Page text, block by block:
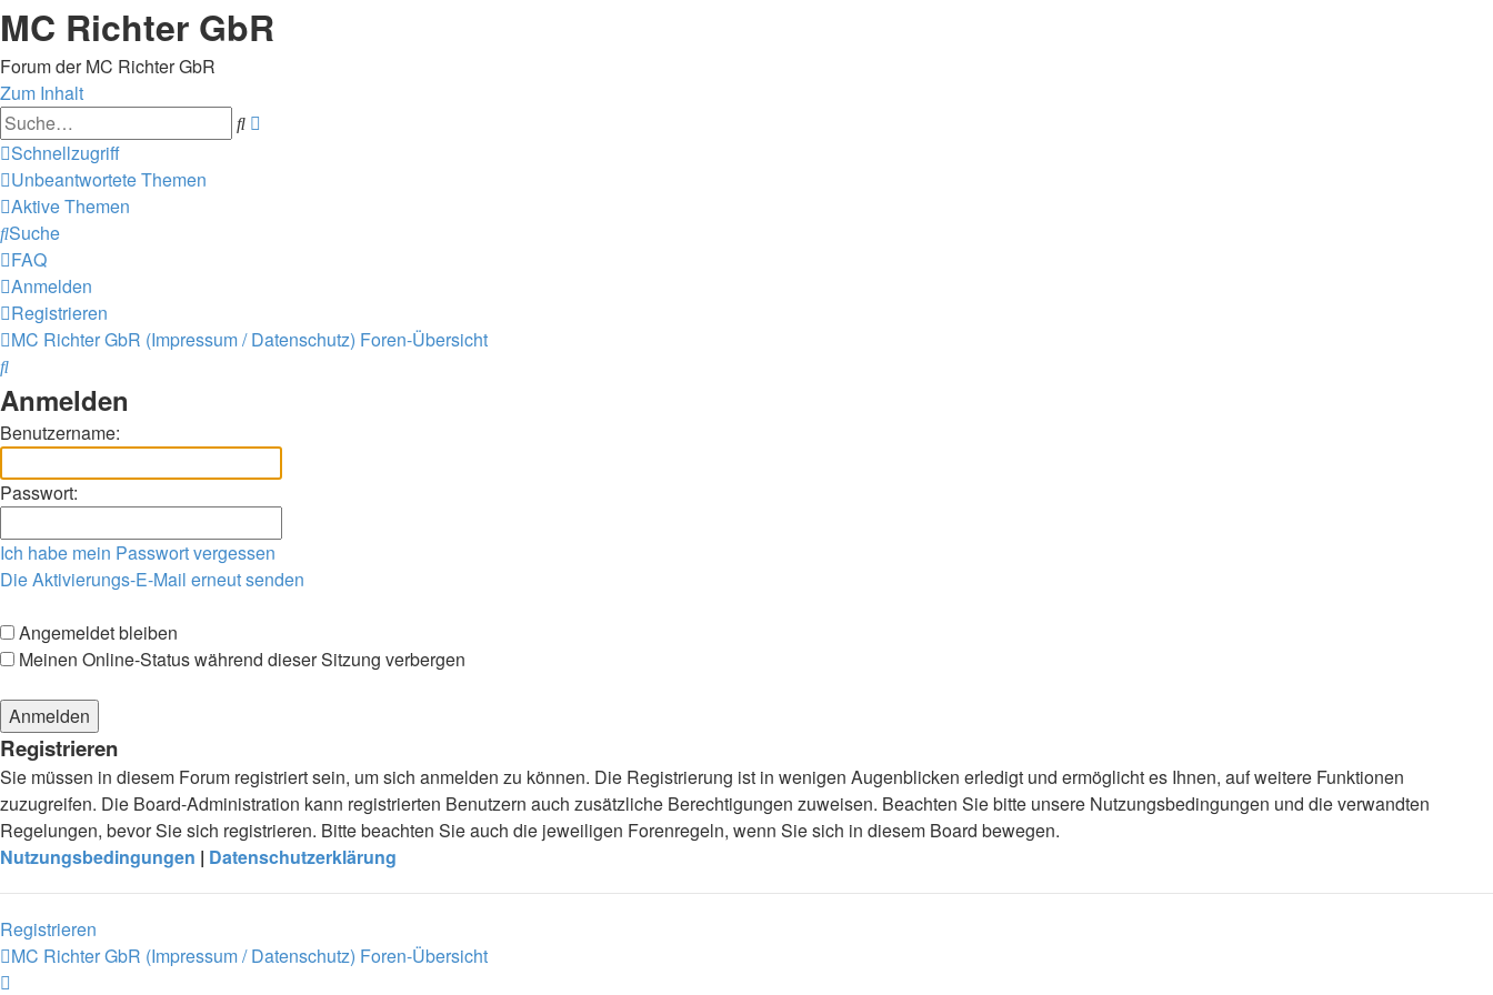
MC Richter GbR
Forum der MC Richter GbR
Zum Inhalt
Suche
Schnellzugriff
Unbeantwortete Themen
Aktive Themen
Suche
FAQ
Anmelden
Registrieren
MC Richter GbR (Impressum / Datenschutz) Foren-Übersicht
Suche
Anmelden
Benutzername:
Passwort:
Ich habe mein Passwort vergessen
Die Aktivierungs-E-Mail erneut senden
Angemeldet bleiben
Meinen Online-Status während dieser Sitzung verbergen
Registrieren
Sie müssen in diesem Forum registriert sein, um sich anmelden zu können. Die Registrierung ist in wenigen Augenblicken erledigt und ermöglicht es Ihnen, auf weitere Funktionen
zuzugreifen. Die Board-Administration kann registrierten Benutzern auch zusätzliche Berechtigungen zuweisen. Beachten Sie bitte unsere Nutzungsbedingungen und die verwandten
Regelungen, bevor Sie sich registrieren. Bitte beachten Sie auch die jeweiligen Forenregeln, wenn Sie sich in diesem Board bewegen.
Nutzungsbedingungen | Datenschutzerklärung
Registrieren
MC Richter GbR (Impressum / Datenschutz) Foren-Übersicht